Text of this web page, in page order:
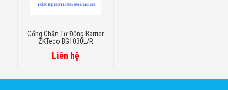
Cổng Chắn Tự Động Barrier
ZKTeco BG1030L/R
Liên hệ